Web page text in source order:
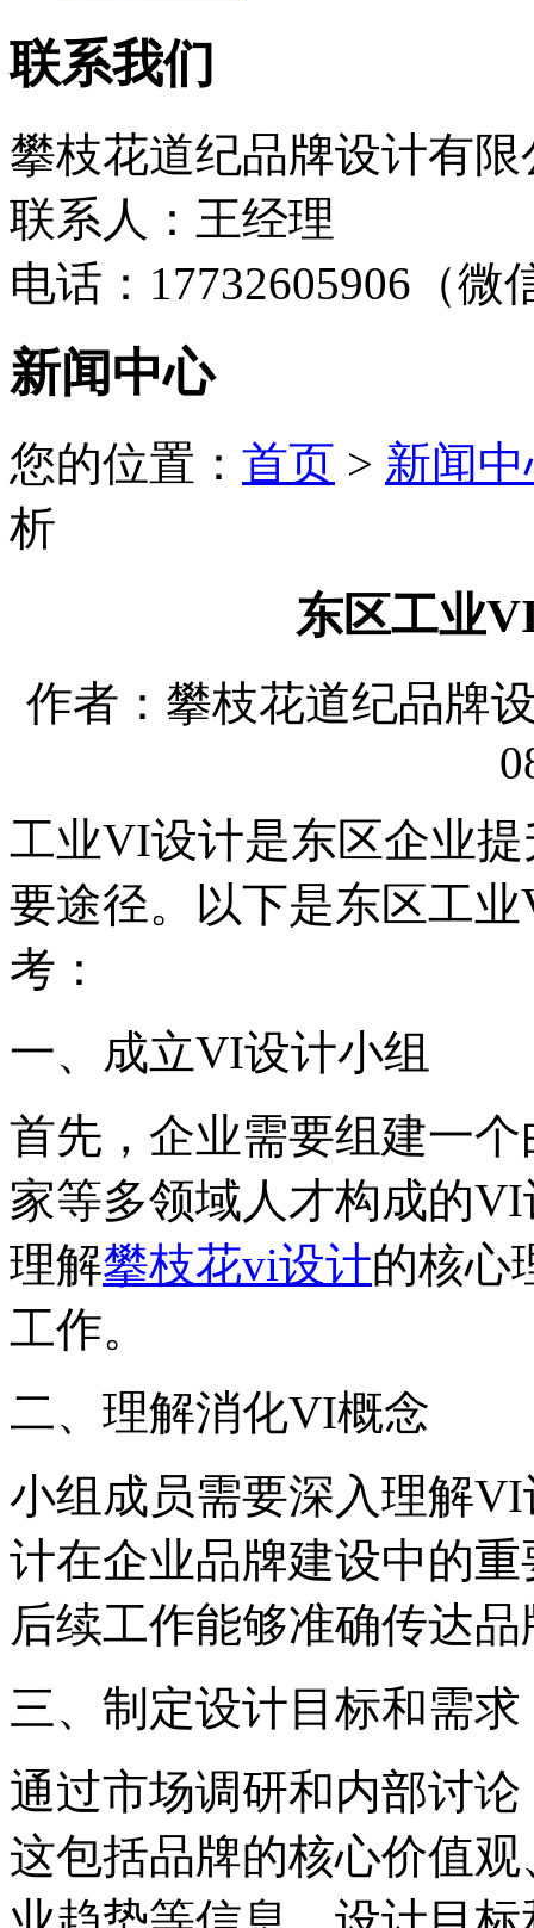
联系我们
攀枝花道纪品牌设计有限
联系人：王经理
电话：17732605906（微
新闻中心
您的位置： 首页 > 新闻
析
东区工业
作者：攀枝花道纪品牌
工业VI设计是东区企业
要途径。以下是东区工
考：
‌一、成立VI设计小组‌
首先，企业需要组建一
家等多领域人才构成的
理解攀枝花vi设计的核心
工作。
‌二、理解消化VI概念‌
小组成员需要深入理解
计在企业品牌建设中的
后续工作能够准确传达
‌三、制定设计目标和需求‌
通过市场调研和内部讨
这包括品牌的核心价值